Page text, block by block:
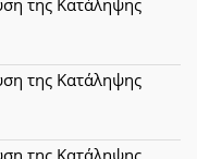
της Κατάληψης
της Κατάληψης
της Κατάληψης